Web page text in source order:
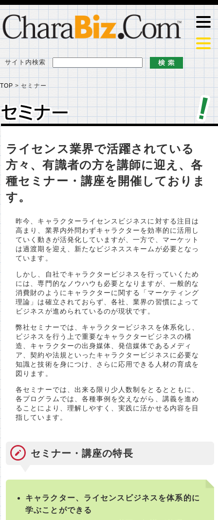
サイト内検索
TOP > セミナー
セミナー
セミナー
ライセンス業界で活躍されている
方々、有識者の方を講師に迎え、各
種セミナー・講座を開催しておりま
す。
昨今、キャラクターライセンスビジネスに対する注目は
高まり、業界内外問わずキャラクターを効率的に活用し
ていく動きが活発化していますが、一方で、マーケット
は過渡期を迎え、新たなビジネススキームが必要となっ
ています。
しかし、自社でキャラクタービジネスを行っていくため
には、専門的なノウハウも必要となりますが、一般的な
消費財のようにキャラクターに関する「マーケティング
理論」は確立されておらず、各社、業界の習慣によって
ビジネスが進められているのが現状です。
弊社セミナーでは、キャラクタービジネスを体系化し、
ビジネスを行う上で重要なキャラクタービジネスの構
造、キャラクターの出身媒体、発信媒体であるメディ
ア、契約や法規といったキャラクタービジネスに必要な
知識と技術を身につけ、さらに応用できる人材の育成を
図ります。
各セミナーでは、出来る限り少人数制をとるとともに、
各プログラムでは、各種事例を交えながら、講義を進め
ることにより、理解しやすく、実践に活かせる内容を目
指しています。
セミナー・講座の特長
キャラクター、ライセンスビジネスを体系的に
学ぶことができる